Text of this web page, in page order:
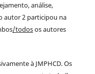
análise,
autor 2 participou na
/todosos autores
à JMPHCD. Os